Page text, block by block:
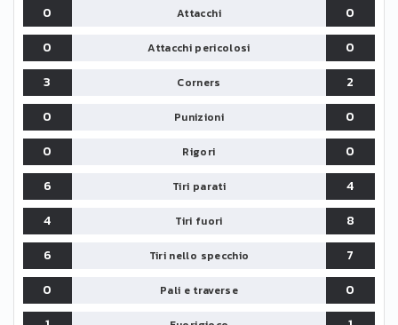
0
Attacchi
0
0
Attacchi pericolosi
0
3
Corners
2
0
Punizioni
0
0
Rigori
0
6
Tiri parati
4
4
Tiri fuori
8
6
Tiri nello specchio
7
0
Pali e traverse
0